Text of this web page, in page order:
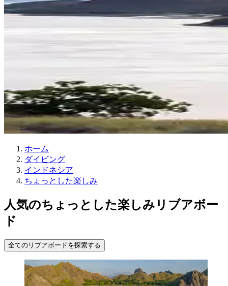
ホーム
ダイビング
インドネシア
ちょっとした楽しみ
人気のちょっとした楽しみリブアボー
ド
全てのリブアボードを探索する